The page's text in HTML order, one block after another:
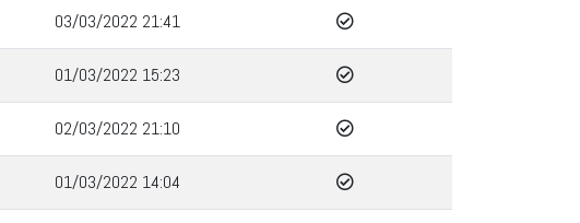
03/03/2022 21:41
01/03/2022 15:23
02/03/2022 21:10
01/03/2022 14:04